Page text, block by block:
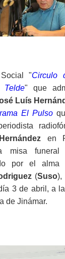
"Circulo
Telde" que
Luís
El Pulso
en
misa funeral
por el alma
(Suso),
3 de abril, a
de Jinámar.